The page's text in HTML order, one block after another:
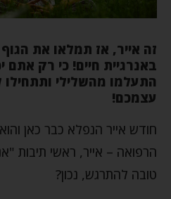
זה אייר, אז תמלאו את
באנרגיית חיים! כי רק אתם
התעלמו מהשלילי
עצמכם!
חודש אייר הנפלא כבר כאן
הרפואה – אייר, ראשי תיבות
טובה להתרגש, נכון?